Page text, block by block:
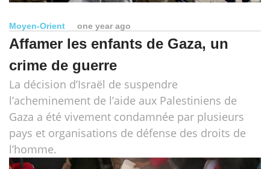
Moyen-Orient one year ago
Affamer les enfants de Gaza, un
crime de guerre
La décision d’Israël de suspendre
l’acheminement de l’aide aux Palestiniens de
Gaza a été vivement condamnée par plusieurs
pays et organisations de défense des droits de
l’homme.